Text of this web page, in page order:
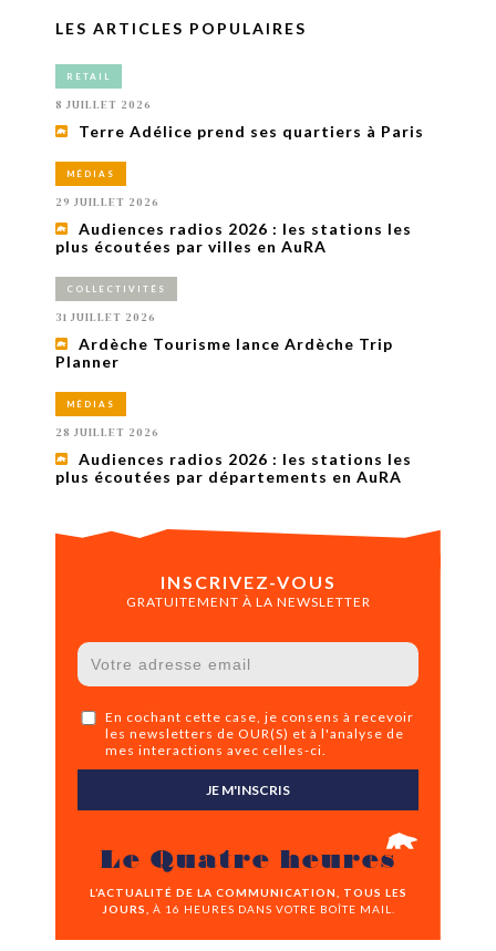
LES ARTICLES POPULAIRES
RETAIL
8 JUILLET 2026
Terre Adélice prend ses quartiers à Paris
MÉDIAS
29 JUILLET 2026
Audiences radios 2026 : les stations les
plus écoutées par villes en AuRA
COLLECTIVITÉS
31 JUILLET 2026
Ardèche Tourisme lance Ardèche Trip
Planner
MÉDIAS
28 JUILLET 2026
Audiences radios 2026 : les stations les
plus écoutées par départements en AuRA
INSCRIVEZ-VOUS
GRATUITEMENT À LA NEWSLETTER
En cochant cette case, je consens à recevoir
les newsletters de OUR(S) et à l'analyse de
mes interactions avec celles-ci.
JE M'INSCRIS
Le Quatre heures
L’ACTUALITÉ DE LA COMMUNICATION, TOUS LES
JOURS,
À 16 HEURES DANS VOTRE BOÎTE MAIL.